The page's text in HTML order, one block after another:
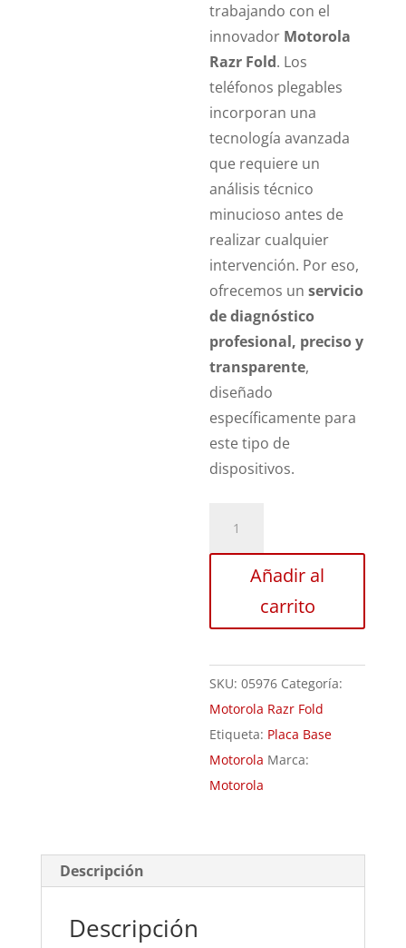
trabajando con el
innovador Motorola
Razr Fold. Los
teléfonos plegables
incorporan una
tecnología avanzada
que requiere un
análisis técnico
minucioso antes de
realizar cualquier
intervención. Por eso,
ofrecemos unservicio
de diagnóstico
profesional, preciso y
transparente,
diseñado
específicamente para
este tipo de
dispositivos.
cantidad
Añadir al
carrito
SKU:05976 Categoría:
Motorola Razr Fold
Etiqueta: Placa Base
Motorola Marca:
Motorola
Descripción
Descripción